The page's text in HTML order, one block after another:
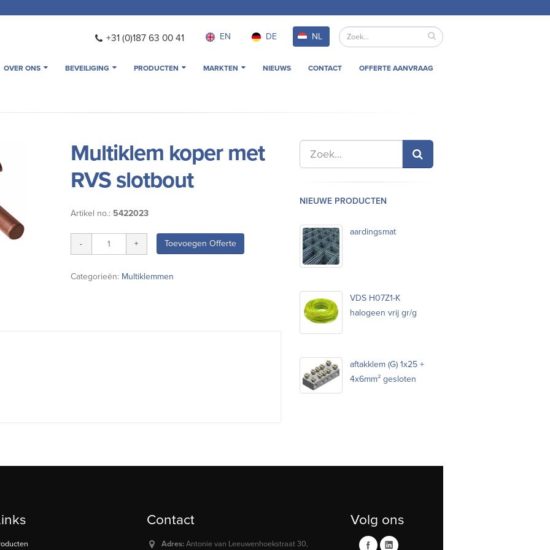
+31 (0)187 63 00 41 EN DE NL
OVER ONS BEVEILIGING PRODUCTEN MARKTEN NIEUWS CONTACT OFFERTE AANVRAAG
Multiklem koper met
RVS slotbout
Artikel no.: 5422023
Toevoegen Offerte
Categorieën: Multiklemmen
NIEUWE PRODUCTEN
aardingsmat
VDS H07Z1-K
halogeen vrij gr/g
aftakklem (G) 1x25 +
4x6mm² gesloten
Contact
Adres:Antonie van Leeuwenhoekstraat 30,
Volg ons